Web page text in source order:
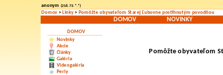
anonym (216.73.*.*)
Domov > Linky> Pomôžte obyvateľom Starej Ľubovne postihnutým povodňou
DOMOV NOVINKY
DOMOV
Novinky
Akcie
Články
Galéria
Videogaléria
Perly
Pomôžte obyvateľom